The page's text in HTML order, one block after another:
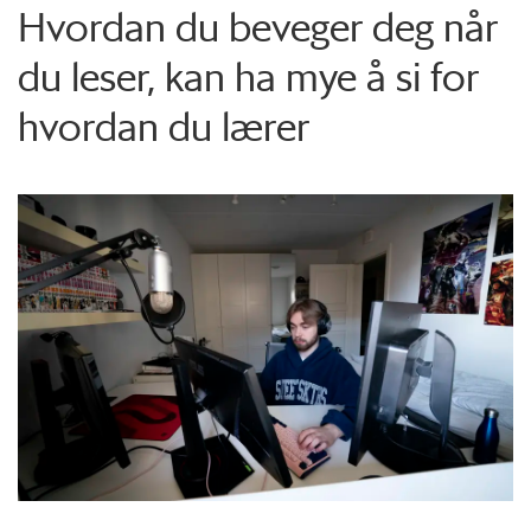
Hvordan du beveger deg når
du leser, kan ha mye å si for
hvordan du lærer